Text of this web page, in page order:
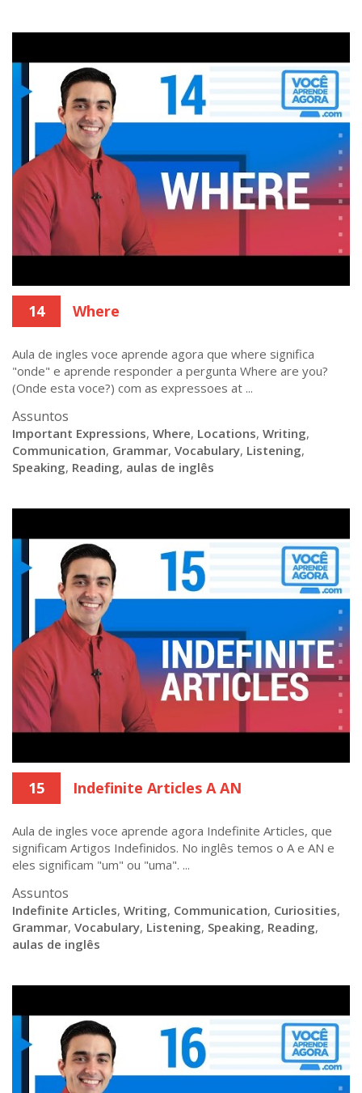
14 Where
Aula de ingles voce aprende agora que where significa
"onde" e aprende responder a pergunta Where are you?
(Onde esta voce?) com as expressoes at ...
Assuntos
Important Expressions, Where, Locations, Writing,
Communication, Grammar, Vocabulary, Listening,
Speaking, Reading, aulas de inglês
15 Indefinite Articles A AN
Aula de ingles voce aprende agora Indefinite Articles, que
significam Artigos Indefinidos. No inglês temos o A e AN e
eles significam "um" ou "uma". ...
Assuntos
Indefinite Articles, Writing, Communication, Curiosities,
Grammar, Vocabulary, Listening, Speaking, Reading,
aulas de inglês